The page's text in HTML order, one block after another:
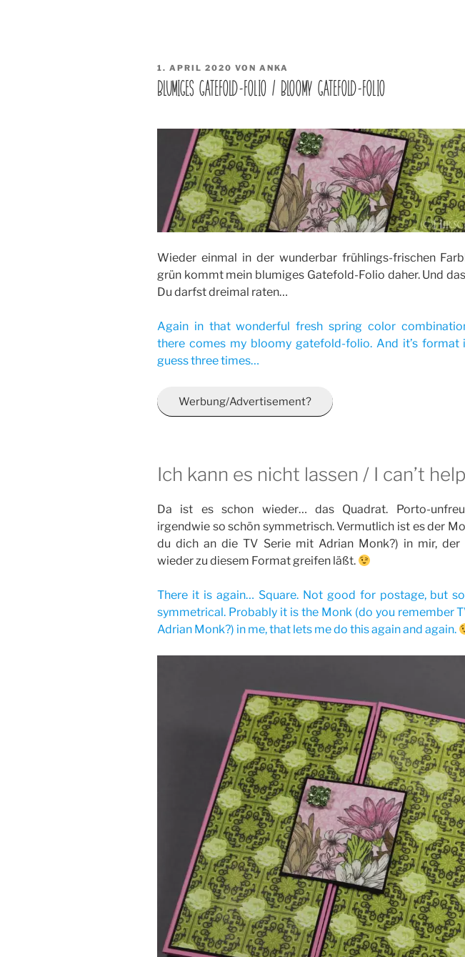
VERÖFFENTLICHT
AM
1. APRIL 2020 VON ANKA
BLUMIGES GATEFOLD-FOLIO / BLOOMY GATEFOLD-FOLIO
Wieder einmal in der wunderbar frühlings-frischen
grün kommt mein blumiges Gatefold-Folio daher. Und
Du darfst dreimal raten…
Again in that wonderful fresh spring color
there comes my bloomy gatefold-folio. And it’s format
guess three times…
Werbung/Advertisement?
Ich kann es nicht lassen / I can’t help
Da ist es schon wieder… das Quadrat. Porto-
irgendwie so schön symmetrisch. Vermutlich ist es der
du dich an die TV Serie mit Adrian Monk?) in mir, der
wieder zu diesem Format greifen läßt.
There it is again… Square. Not good for postage, but
symmetrical. Probably it is the Monk (do you remember
Adrian Monk?) in me, that lets me do this again and again.